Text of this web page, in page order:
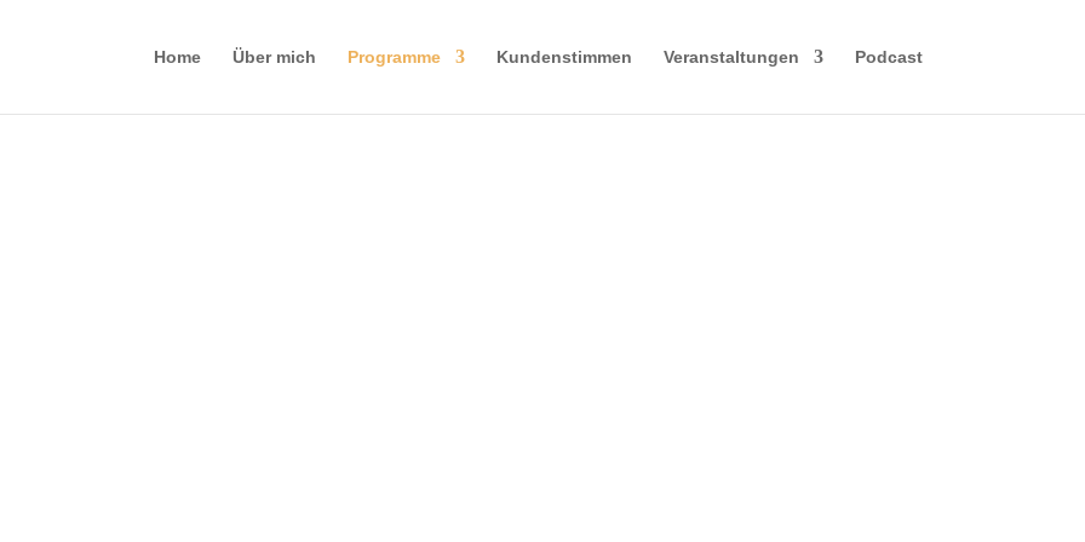
Home Über mich Programme Kundenstimmen Veranstaltungen Podcast